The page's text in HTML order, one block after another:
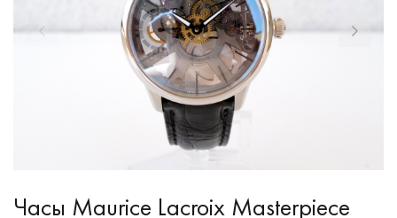
Часы Maurice Lacroix Masterpiece